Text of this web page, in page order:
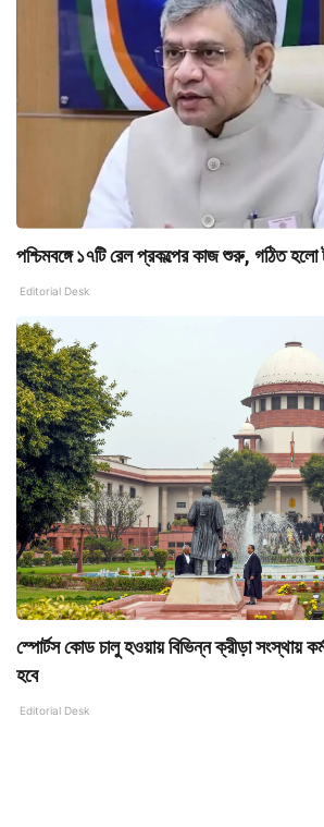
পশ্চিমবঙ্গে ১৭টি রেল প্রকল্পের কাজ শুরু, গঠিত হলো
Editorial Desk
স্পোর্টস কোড চালু হওয়ায় বিভিন্ন ক্রীড়া সংস্থায়
হবে
Editorial Desk